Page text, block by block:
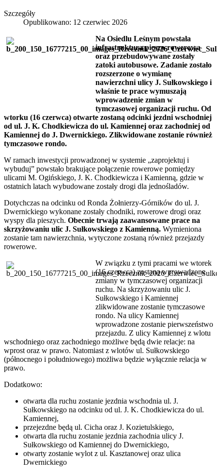
Szczegóły
Opublikowano: 12 czerwiec 2026
Na Osiedlu Leśnym powstała
infrastruktura pieszo-rowerowa
oraz przebudowywane zostały
zatoki autobusowe. Zadanie zostało
rozszerzone o wymianę
nawierzchni ulicy J. Sułkowskiego i
właśnie te prace wymuszają
wprowadzenie zmian w
tymczasowej organizacji ruchu. Od
wtorku (16 czerwca) otwarte zostaną odcinki jezdni wschodniej
od ul. J. K. Chodkiewicza do ul. Kamiennej oraz zachodniej od
Kamiennej do J. Dwernickiego. Zlikwidowane zostanie również
tymczasowe rondo.
W ramach inwestycji prowadzonej w systemie „zaprojektuj i
wybuduj” powstało brakujące połączenie rowerowe pomiędzy
ulicami M. Ogińskiego, J. K. Chodkiewicza i Kamienną, gdzie w
ostatnich latach wybudowane zostały drogi dla jednośladów.
Dotychczas na odcinku od Ronda Żołnierzy-Górników do ul. J.
Dwernickiego wykonane zostały chodniki, rowerowe drogi oraz
wyspy dla pieszych. Obecnie trwają zaawansowane prace na
skrzyżowaniu ulic J. Sułkowskiego z Kamienną. Wymieniona
zostanie tam nawierzchnia, wytyczone zostaną również przejazdy
rowerowe.
W związku z tymi pracami we wtorek
(16 czerwca) zostaną wprowadzone
zmiany w tymczasowej organizacji
ruchu. Na skrzyżowaniu ulic J.
Sułkowskiego i Kamiennej
zlikwidowane zostanie tymczasowe
rondo. Na ulicy Kamiennej
wprowadzone zostanie pierwszeństwo
przejazdu. Z ulicy Kamiennej z wlotu
wschodniego oraz zachodniego możliwe będą dwie relacje: na
wprost oraz w prawo. Natomiast z wlotów ul. Sułkowskiego
(północnego i południowego) możliwa będzie wyłącznie relacja w
prawo.
Dodatkowo:
otwarta dla ruchu zostanie jezdnia wschodnia ul. J.
Sułkowskiego na odcinku od ul. J. K. Chodkiewicza do ul.
Kamiennej,
przejezdne będą ul. Cicha oraz J. Kozietulskiego,
otwarta dla ruchu zostanie jezdnia zachodnia ulicy J.
Sułkowskiego od Kamiennej do Dwernickiego,
otwarty zostanie wylot z ul. Kasztanowej oraz ulica
Dwernickiego